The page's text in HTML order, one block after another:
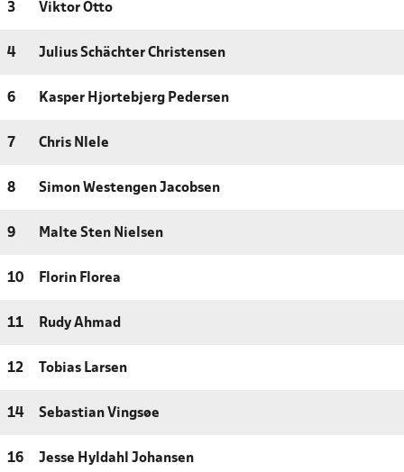
3 Viktor Otto
4 Julius Schächter Christensen
6 Kasper Hjortebjerg Pedersen
7 Chris Nlele
8 Simon Westengen Jacobsen
9 Malte Sten Nielsen
10 Florin Florea
11 Rudy Ahmad
12 Tobias Larsen
14 Sebastian Vingsøe
16 Jesse Hyldahl Johansen